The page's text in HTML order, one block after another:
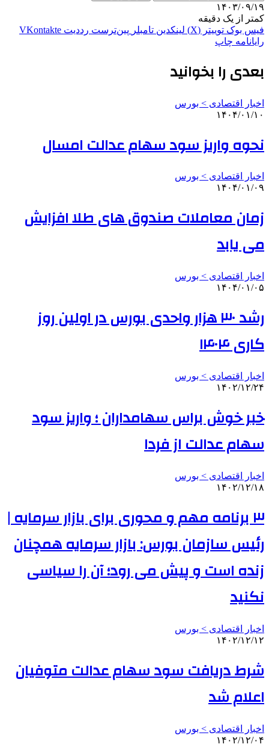
۱۴۰۳/۰۹/۱۹
کمتر از یک دقیقه
فیس بوک توییتر (X) لینکدین ‫تامبلر ‫پین‌ترست ‫رددیت ‫VKontakte
رایانامه چاپ
بعدی را بخوانید
اخبار اقتصادی > بورس
۱۴۰۴/۰۱/۱۰
نحوه واریز سود سهام عدالت امسال
اخبار اقتصادی > بورس
۱۴۰۴/۰۱/۰۹
زمان معاملات صندوق های طلا افزایش
می یابد
اخبار اقتصادی > بورس
۱۴۰۴/۰۱/۰۵
رشد ۳۰ هزار واحدی بورس در اولین روز
کاری ۱۴۰۴
اخبار اقتصادی > بورس
۱۴۰۲/۱۲/۲۴
خبر خوش براس سهامداران ؛ واریز سود
سهام عدالت از فردا
اخبار اقتصادی > بورس
۱۴۰۲/۱۲/۱۸
۳ برنامه مهم و محوری برای بازار سرمایه |
رئیس سازمان بورس: بازار سرمایه همچنان
زنده است و پیش می رود؛ آن را سیاسی
نکنید
اخبار اقتصادی > بورس
۱۴۰۲/۱۲/۱۲
شرط دریافت سود سهام عدالت متوفیان
اعلام شد
اخبار اقتصادی > بورس
۱۴۰۲/۱۲/۰۴